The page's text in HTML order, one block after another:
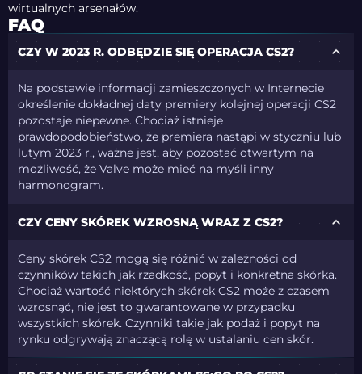
wirtualnych arsenałów.
FAQ
CZY W 2023 R. ODBĘDZIE SIĘ OPERACJA CS2?
Na podstawie informacji zamieszczonych w Internecie
określenie dokładnej daty premiery kolejnej operacji CS2
pozostaje niepewne. Chociaż istnieje
prawdopodobieństwo, że premiera nastąpi w styczniu lub
lutym 2023 r., ważne jest, aby pozostać otwartym na
możliwość, że Valve może mieć na myśli inny
harmonogram.
CZY CENY SKÓREK WZROSNĄ WRAZ Z CS2?
Ceny skórek CS2 mogą się różnić w zależności od
czynników takich jak rzadkość, popyt i konkretna skórka.
Chociaż wartość niektórych skórek CS2 może z czasem
wzrosnąć, nie jest to gwarantowane w przypadku
wszystkich skórek. Czynniki takie jak podaż i popyt na
rynku odgrywają znaczącą rolę w ustalaniu cen skór.